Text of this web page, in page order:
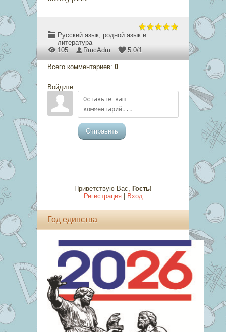
Русский язык, родной язык и
литература
105
RmcAdm 5.0/1
Всего комментариев: 0
Войдите:
Отправить
Приветствую Вас, Гость!
Регистрация| Вход
Год единства